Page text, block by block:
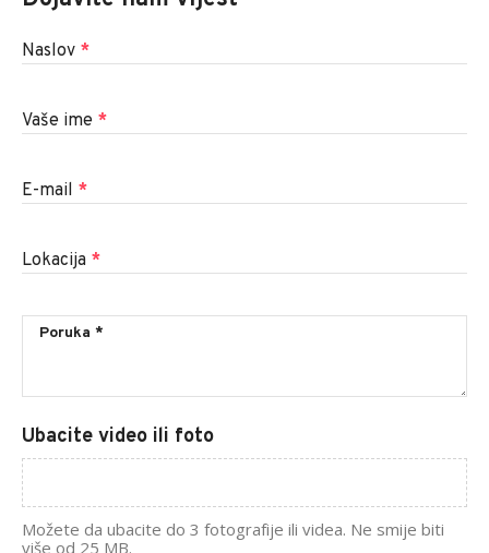
Naslov *
Vaše ime *
E-mail *
Lokacija *
Ubacite video ili foto
Možete da ubacite do 3 fotografije ili videa. Ne smije biti
više od 25 MB.